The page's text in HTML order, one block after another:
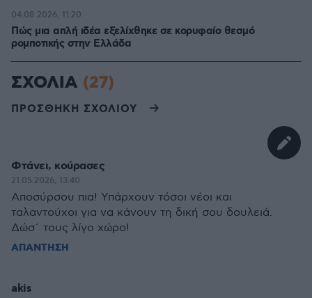
Πώς μια απλή ιδέα εξελίχθηκε σε κορυφαίο θεσμό
ρομποτικής στην Ελλάδα
04.08.2026, 11:20
ΣΧΟΛΙΑ (27)
ΠΡΟΣΘΗΚΗ ΣΧΟΛΙΟΥ
Φτάνει, κούρασες
21.05.2026, 13:40
Αποσύρσου πια! Υπάρχουν τόσοι νέοι και
ταλαντούχοι για να κάνουν τη δική σου δουλειά.
Δώσ΄ τους λίγο χώρο!
ΑΠΑΝΤΗΣΗ
akis